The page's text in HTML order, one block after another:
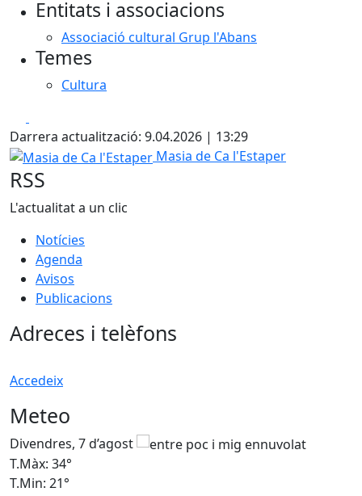
Entitats i associacions
Associació cultural Grup l'Abans
Temes
Cultura
Darrera actualització: 9.04.2026 | 13:29
Masia de Ca l'Estaper
Masia de Ca l'Estaper
RSS
L'actualitat a un clic
Notícies
Agenda
Avisos
Publicacions
Adreces i telèfons
Accedeix
Meteo
Divendres, 7 d’agost
T.Màx: 34°
T.Min: 21°